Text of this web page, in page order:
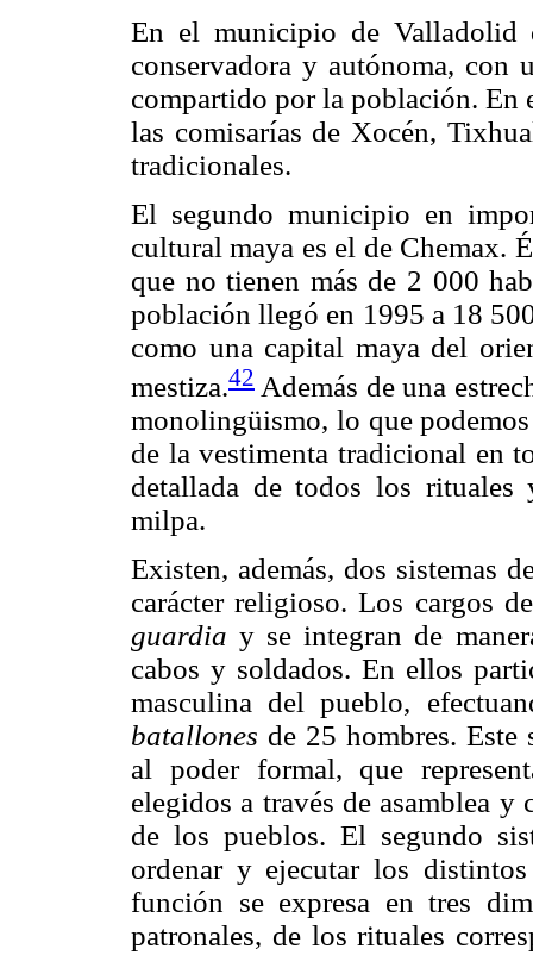
En el municipio de Valladolid
conservadora y autónoma, con
compartido por la población. En
las comisarías de Xocén,
tradicionales.
El segundo municipio en
cultural maya es el de Chemax.
que no tienen más de 2 000
población llegó en 1995 a 18
como una capital maya del
mestiza.42 Además de una
monolingüismo, lo que
de la vestimenta tradicional en
detallada de todos los
milpa.
Existen, además, dos sistemas
carácter religioso. Los cargos
guardia y se integran de
cabos y soldados. En ellos
masculina del pueblo,
batallones de 25 hombres. Este
al poder formal, que
elegidos a través de asamblea y
de los pueblos. El segundo
ordenar y ejecutar los
función se expresa en tres
patronales, de los rituales